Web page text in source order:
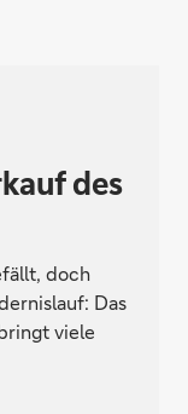
des
doch
Das
viele